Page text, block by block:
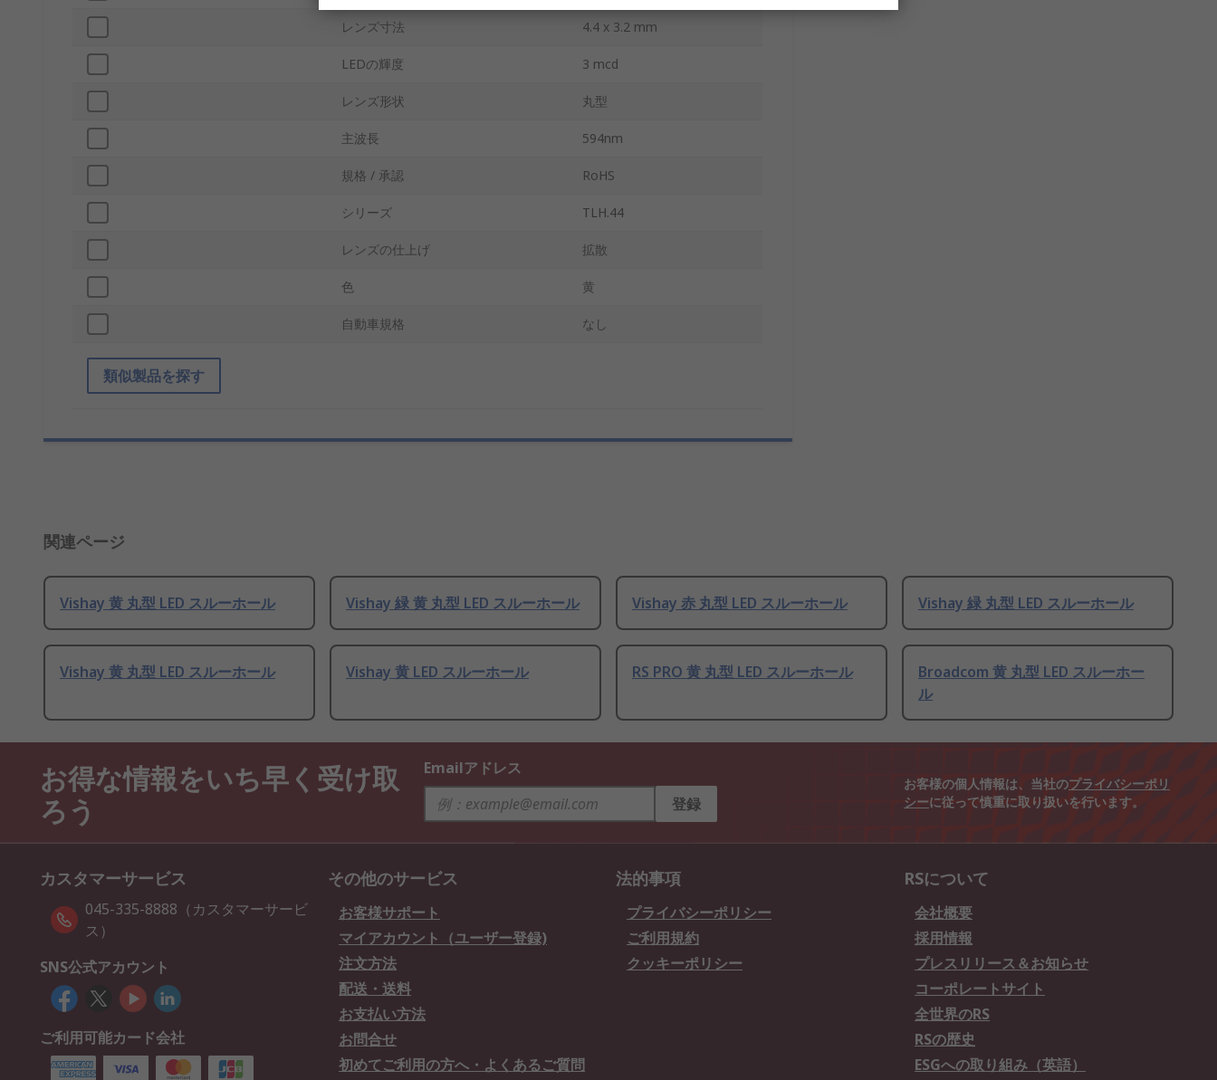
レンズ寸法 4.4 x 3.2 mm
LEDの輝度 3 mcd
レンズ形状 丸型
主波長 594nm
規格 / 承認 RoHS
シリーズ TLH.44
レンズの仕上げ 拡散
色 黄
自動車規格 なし
類似製品を探す
関連ページ
Vishay 黄 丸型 LED スルーホール Vishay 緑 黄 丸型 LED スルーホール Vishay 赤 丸型 LED スルーホール Vishay 緑 丸型 LED スルーホール
Vishay 黄 丸型 LED スルーホール Vishay 黄 LED スルーホール RS PRO 黄 丸型 LED スルーホール
Broadcom 黄 丸型 LED スルーホー
ル
お得な情報をいち早く受け取
ろう
Emailアドレス
登録
お客様の個人情報は、当社のプライバシーポリ
シーに従って慎重に取り扱いを行います。
カスタマーサービス
045-335-8888（カスタマーサービ
ス）
SNS公式アカウント
ご利用可能カード会社
その他のサービス
お客様サポート
マイアカウント（ユーザー登録)
注文方法
配送・送料
お支払い方法
お問合せ
初めてご利用の方へ・よくあるご質問
法的事項
プライバシーポリシー
ご利用規約
クッキーポリシー
RSについて
会社概要
採用情報
プレスリリース＆お知らせ
コーポレートサイト
全世界のRS
RSの歴史
ESGへの取り組み（英語）